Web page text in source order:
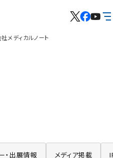
メディカルノート
・出展情報 メディア掲載